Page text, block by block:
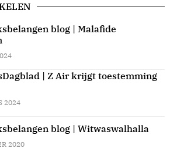
blog | Malafide
| Z Air krijgt toestemming
2024
blog | Witwaswalhalla
2020